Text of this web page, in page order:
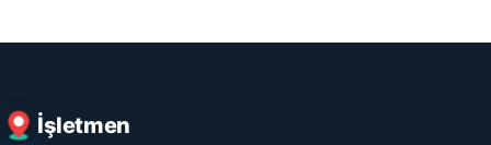
İşletmen